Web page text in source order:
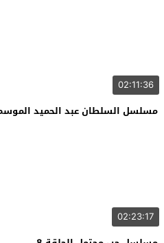
02:11:36
مسلسل السلطان عبد الحميد الموسم
02:23:17